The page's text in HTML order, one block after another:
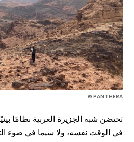
© PANTHERA
تحتضن شبه الجزيرة العربية نظامًا
في الوقت نفسه، ولا سيما في ضوء